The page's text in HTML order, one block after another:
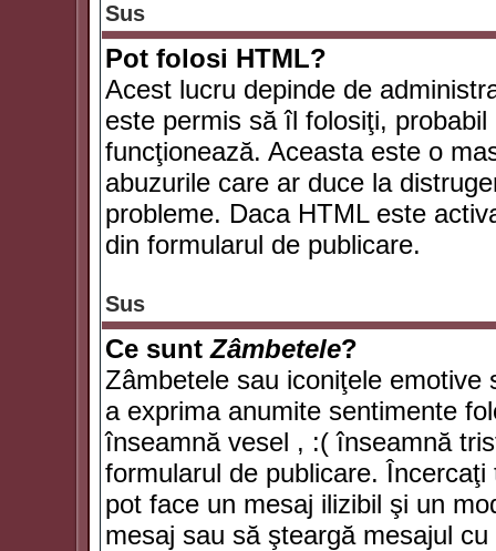
Sus
Pot folosi HTML?
Acest lucru depinde de
este permis să îl folosiţi,
funcţionează. Aceasta este o
abuzurile care ar duce la
probleme. Daca HTML este
din formularul de publicare.
Sus
Ce suntZâmbetele?
Zâmbetele sau iconiţele
a exprima anumite sentimente
înseamnă vesel , :( înseamnă
formularul de publicare.
pot face un mesaj ilizibil şi un
mesaj sau să şteargă mesajul cu